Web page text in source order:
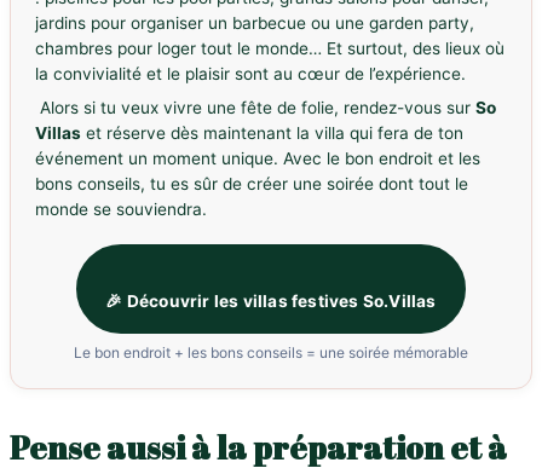
jardins pour organiser un barbecue ou une garden party,
chambres pour loger tout le monde… Et surtout, des lieux où
la convivialité et le plaisir sont au cœur de l’expérience.
Alors si tu veux vivre une fête de folie, rendez-vous sur So
Villas et réserve dès maintenant la villa qui fera de ton
événement un moment unique. Avec le bon endroit et les
bons conseils, tu es sûr de créer une soirée dont tout le
monde se souviendra.
🎉 Découvrir les villas festives So.Villas
Le bon endroit + les bons conseils = une soirée mémorable
Pense aussi à la préparation et à